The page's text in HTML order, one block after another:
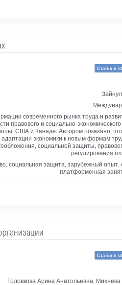
Статья в
современного рынка труда и
правового и социально-
США и Канаде. Автором показано,
экономики к новым формам
социальной защиты,
регулирования
социальная защита, зарубежный
платформенная
Статья в
Головкова Арина Анатольевна,